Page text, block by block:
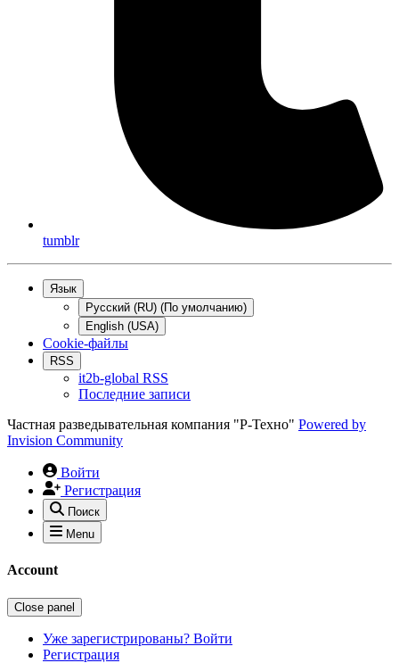
tumblr
Язык
Русский (RU) (По умолчанию)
English (USA)
Cookie-файлы
RSS
it2b-global RSS
Последние записи
Частная разведывательная компания "Р-Техно" Powered by
Invision Community
Войти
Регистрация
Поиск
Menu
Account
Close panel
Уже зарегистрированы? Войти
Регистрация